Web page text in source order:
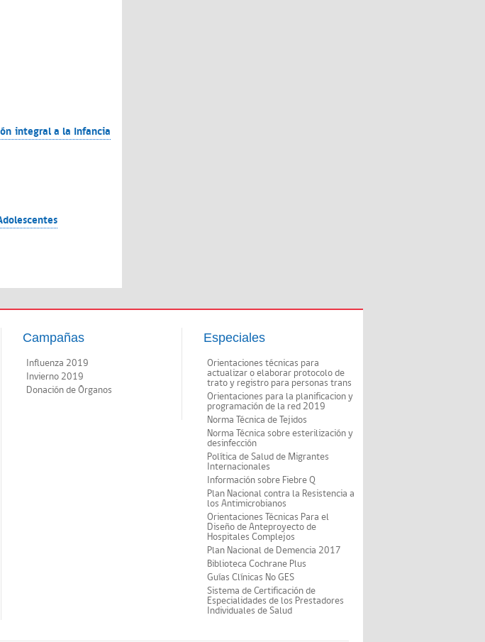
integral a la Infancia
Campañas
Influenza 2019
Invierno 2019
Donación de Órganos
Especiales
Orientaciones técnicas para
actualizar o elaborar protocolo de
trato y registro para personas trans
Orientaciones para la planificacion y
programación de la red 2019
Norma Técnica de Tejidos
Norma Técnica sobre esterilización y
desinfección
Política de Salud de Migrantes
Internacionales
Información sobre Fiebre Q
Plan Nacional contra la Resistencia a
los Antimicrobianos
Orientaciones Técnicas Para el
Diseño de Anteproyecto de
Hospitales Complejos
Plan Nacional de Demencia 2017
Biblioteca Cochrane Plus
Guías Clínicas No GES
Sistema de Certificación de
Especialidades de los Prestadores
Individuales de Salud